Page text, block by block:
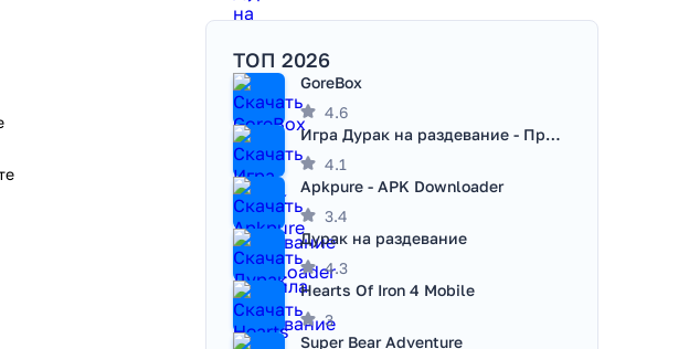
ТОП 2026
GoreBox
4.6
Игра Дурак на раздевание - Правила игры
4.1
Apkpure - APK Downloader
3.4
Дурак на раздевание
4.3
Hearts Of Iron 4 Mobile
3
Super Bear Adventure